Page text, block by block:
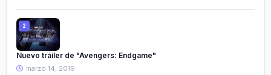
Nuevo tráiler de "Avengers: Endgame"
marzo 14, 2019